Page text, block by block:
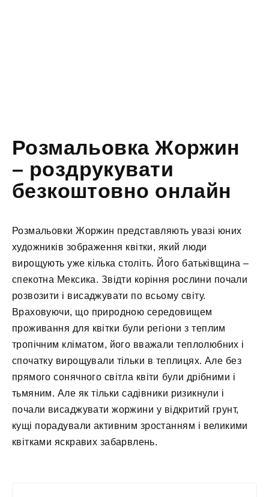
Розмальовка Жоржин
– роздрукувати
безкоштовно онлайн
Розмальовки Жоржин представляють увазі юних
художників зображення квітки, який люди
вирощують уже кілька століть. Його батьківщина –
спекотна Мексика. Звідти коріння рослини почали
розвозити і висаджувати по всьому світу.
Враховуючи, що природною середовищем
проживання для квітки були регіони з теплим
тропічним кліматом, його вважали теплолюбних і
спочатку вирощували тільки в теплицях. Але без
прямого сонячного світла квіти були дрібними і
тьмяним. Але як тільки садівники ризикнули і
почали висаджувати жоржини у відкритий грунт,
кущі порадували активним зростанням і великими
квітками яскравих забарвлень.